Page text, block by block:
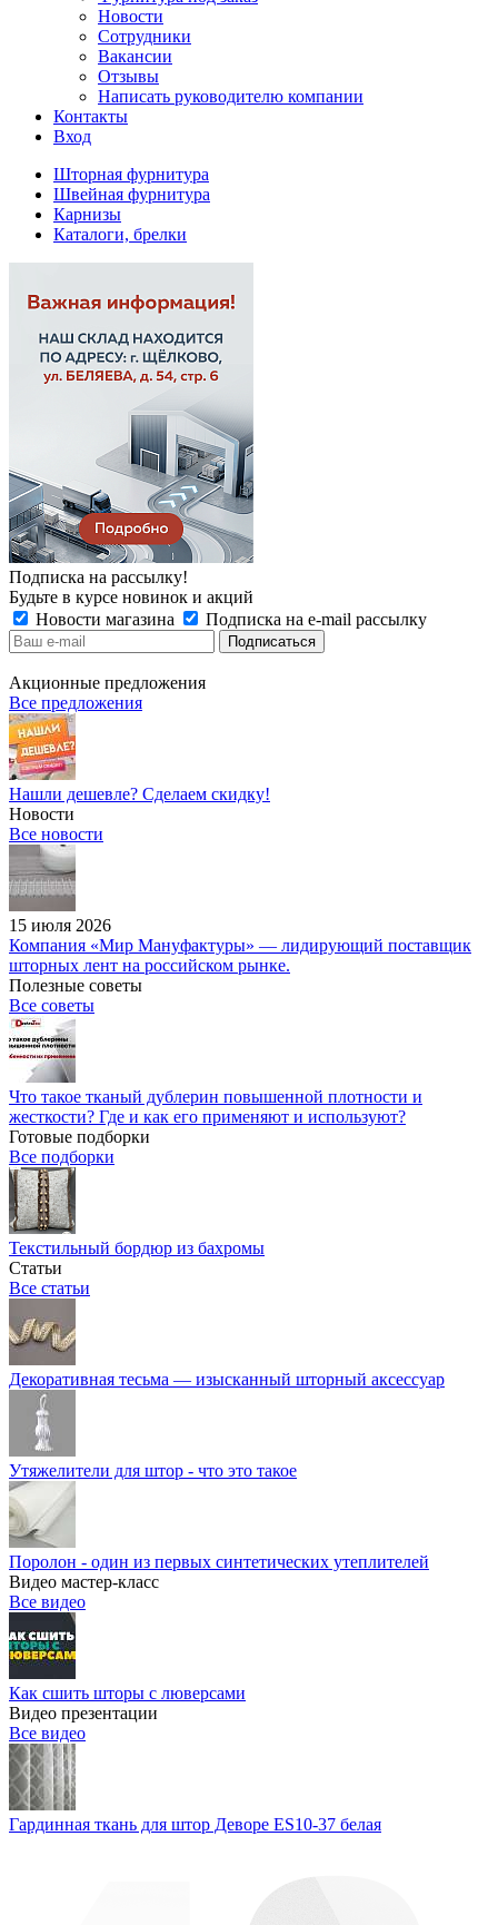
Новости
Сотрудники
Вакансии
Отзывы
Написать руководителю компании
Контакты
Вход
Шторная фурнитура
Швейная фурнитура
Карнизы
Каталоги, брелки
Подписка на рассылку!
Будьте в курсе новинок и акций
Новости магазина
Подписка на e-mail рассылку
Акционные предложения
Все предложения
Нашли дешевле? Сделаем скидку!
Новости
Все новости
15 июля 2026
Компания «Мир Мануфактуры» — лидирующий поставщик
шторных лент на российском рынке.
Полезные советы
Все советы
Что такое тканый дублерин повышенной плотности и
жесткости? Где и как его применяют и используют?
Готовые подборки
Все подборки
Текстильный бордюр из бахромы
Статьи
Все статьи
Декоративная тесьма — изысканный шторный аксессуар
Утяжелители для штор - что это такое
Поролон - один из первых синтетических утеплителей
Видео мастер-класс
Все видео
Как сшить шторы с люверсами
Видео презентации
Все видео
Гардинная ткань для штор Деворе ES10-37 белая